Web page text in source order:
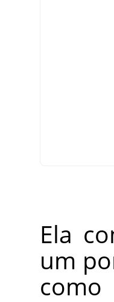
Ela
um